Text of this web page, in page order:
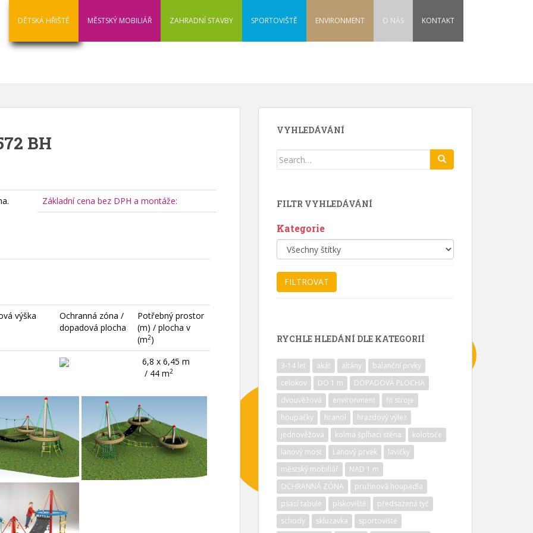
DĚTSKÁ HŘIŠTĚ MĚSTSKÝ MOBILIÁŘ ZAHRADNÍ STAVBY SPORTOVIŠTĚ ENVIRONMENT O NÁS KONTAKT
BH
Základní cena bez DPH a montáže:
výška
Ochranná zóna /
dopadová plocha
Potřebný prostor
(m) / plocha v
(m2)
6,8 x 6,45 m
/ 44 m2
VYHLEDÁVÁNÍ
Search
FILTR VYHLEDÁVÁNÍ
Kategorie
RYCHLE HLEDÁNÍ DLE KATEGORIÍ
3-14 let akát altány
balanční prvky
celokov
DO 1 m
DOPADOVÁ PLOCHA
dvouvěžová
environment
fit stroje
houpačky
hranol
hrazdový výlez
jednověžová
kolmá šplhací stěna
kolotoče
lanový most
Lanový prvek
lavičky
městský mobiliář
NAD 1 m
OCHRANNÁ ZÓNA
pružinová houpadla
psací tabule
pískoviště
předsazená tyč
schody
skluzavka sportoviště